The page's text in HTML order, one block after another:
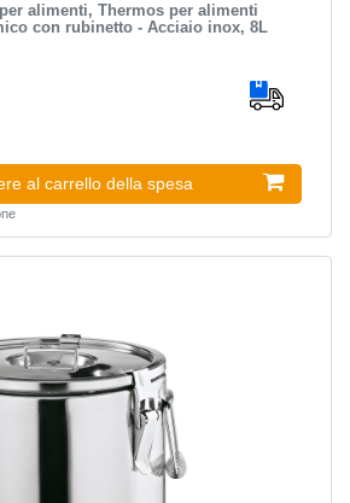
alimenti, Thermos per alimenti
con rubinetto - Acciaio inox, 8L
al carrello della spesa